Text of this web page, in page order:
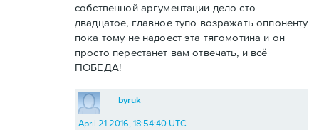
собственной аргументации дело сто
двадцатое, главное тупо возражать оппоненту
пока тому не надоест эта тягомотина и он
просто перестанет вам отвечать, и всё
ПОБЕДА!
byruk
April 21 2016, 18:54:40 UTC